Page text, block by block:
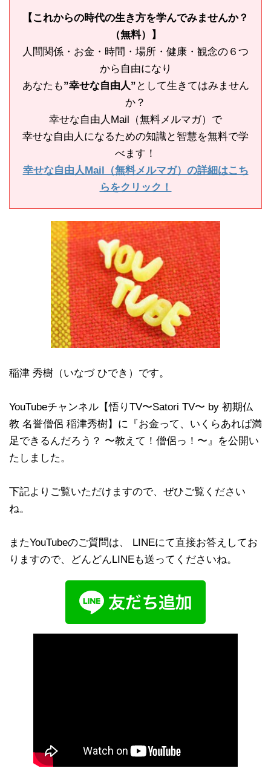
【これからの時代の生き方を学んでみませんか？
（無料）】
人間関係・お金・時間・場所・健康・観念の６つ
から自由になり
あなたも”幸せな自由人” として生きてはみません
か？
幸せな自由人Mail（無料メルマガ）で
幸せな自由人になるための知識と智慧を無料で学
べます！
幸せな自由人Mail（無料メルマガ）の詳細はこち
らをクリック！
稲津 秀樹（いなづ ひでき）です。
YouTubeチャンネル【悟りTV〜Satori TV〜 by 初期仏
教 名誉僧侶 稲津秀樹】に『お金って、いくらあれば満
足できるんだろう？ 〜教えて！僧侶っ！〜』を公開い
たしました。
下記よりご覧いただけますので、ぜひご覧ください
ね。
またYouTubeのご質問は、 LINEにて直接お答えしてお
りますので、どんどんLINEも送ってくださいね。